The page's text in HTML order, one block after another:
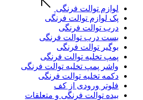
لوازم توالت فرنگی
پک لوازم توالت فرنگی
درب توالت فرنگی
بست درب توالت فرنگی
بوگیر توالت فرنگی
پمپ تخلیه توالت فرنگی
واشر پمپ تخلیه توالت فرنگی
دکمه تخلیه توالت فرنگی
فلوتر ورودی از کف
بیده توالت فرنگی و متعلقات